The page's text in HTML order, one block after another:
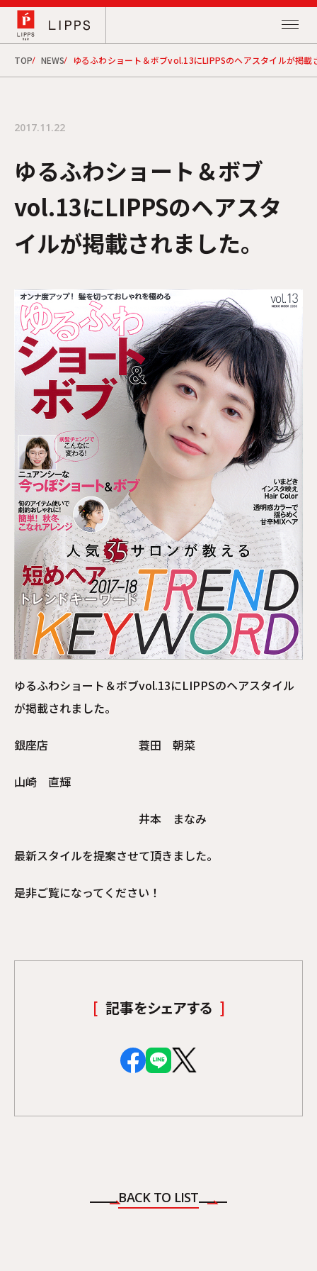
TOP NEWS ゆるふわショート＆ボブvol.13にLIPPSのヘアスタイルが掲載
2017.11.22
ゆるふわショート＆ボブ
vol.13にLIPPSのヘアスタ
イルが掲載されました。
ゆるふわショート＆ボブvol.13にLIPPSのヘアスタイル
が掲載されました。
銀座店 蓑田 朝菜
山崎 直輝
井本 まなみ
最新スタイルを提案させて頂きました。
是非ご覧になってください！
記事をシェアする
BACK TO LIST